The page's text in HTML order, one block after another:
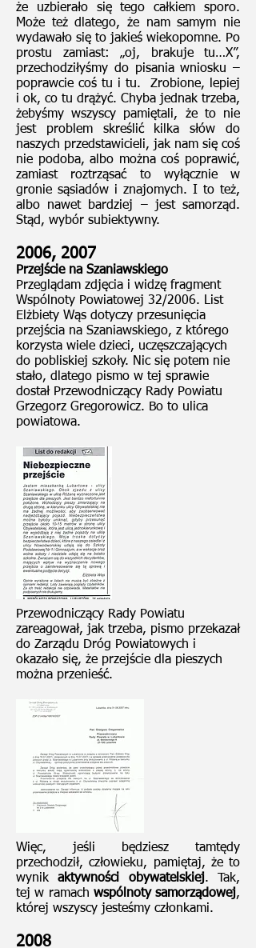
że uzbierało się tego całkiem sporo.
Może też dlatego, że nam samym nie
wydawało się to jakieś wiekopomne. Po
prostu zamiast: „oj, brakuje tu…X”,
przechodziłyśmy do pisania wniosku –
poprawcie coś tu i tu. Zrobione, lepiej
i ok, co tu drążyć. Chyba jednak trzeba,
żebyśmy wszyscy pamiętali, że to nie
jest problem skreślić kilka słów do
naszych przedstawicieli, jak nam się coś
nie podoba, albo można coś poprawić,
zamiast roztrząsać to wyłącznie w
gronie sąsiadów i znajomych. I to też,
albo nawet bardziej – jest samorząd.
Stąd, wybór subiektywny.
2006, 2007
Przejście na Szaniawskiego
Przeglądam zdjęcia i widzę fragment
Wspólnoty Powiatowej 32/2006. List
Elżbiety Wąs dotyczy przesunięcia
przejścia na Szaniawskiego, z którego
korzysta wiele dzieci, uczęszczających
do pobliskiej szkoły. Nic się potem nie
stało, dlatego pismo w tej sprawie
dostał Przewodniczący Rady Powiatu
Grzegorz Gregorowicz. Bo to ulica
powiatowa.
Przewodniczący Rady Powiatu
zareagował, jak trzeba, pismo przekazał
do Zarządu Dróg Powiatowych i
okazało się, że przejście dla pieszych
można przenieść.
Więc, jeśli będziesz tamtędy
przechodził, człowieku, pamiętaj, że to
wynikaktywności obywatelskiej. Tak,
tej w ramach wspólnoty samorządowej,
której wszyscy jesteśmy członkami.
2008